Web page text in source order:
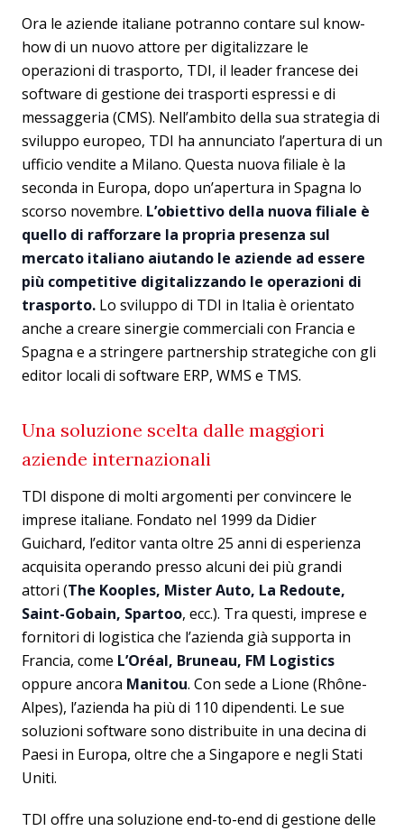
Ora le aziende italiane potranno contare sul know-
how di un nuovo attore per digitalizzare le
operazioni di trasporto, TDI, il leader francese dei
software di gestione dei trasporti espressi e di
messaggeria (CMS). Nell’ambito della sua strategia di
sviluppo europeo, TDI ha annunciato l’apertura di un
ufficio vendite a Milano. Questa nuova filiale è la
seconda in Europa, dopo un’apertura in Spagna lo
scorso novembre. L’obiettivo della nuova filiale è
quello di rafforzare la propria presenza sul
mercato italiano aiutando le aziende ad essere
più competitive digitalizzando le operazioni di
trasporto. Lo sviluppo di TDI in Italia è orientato
anche a creare sinergie commerciali con Francia e
Spagna e a stringere partnership strategiche con gli
editor locali di software ERP, WMS e TMS.
Una soluzione scelta dalle maggiori
aziende internazionali
TDI dispone di molti argomenti per convincere le
imprese italiane. Fondato nel 1999 da Didier
Guichard, l’editor vanta oltre 25 anni di esperienza
acquisita operando presso alcuni dei più grandi
attori (The Kooples, Mister Auto, La Redoute,
Saint-Gobain, Spartoo, ecc.). Tra questi, imprese e
fornitori di logistica che l’azienda già supporta in
Francia, come L’Oréal, Bruneau, FM Logistics
oppure ancora Manitou. Con sede a Lione (Rhône-
Alpes), l’azienda ha più di 110 dipendenti. Le sue
soluzioni software sono distribuite in una decina di
Paesi in Europa, oltre che a Singapore e negli Stati
Uniti.
TDI offre una soluzione end-to-end di gestione delle